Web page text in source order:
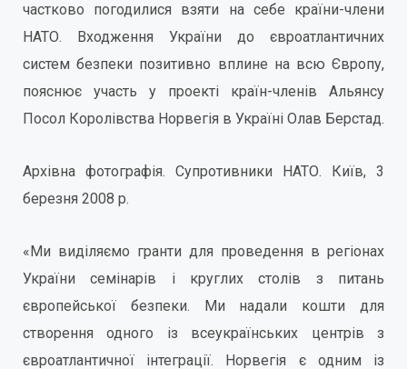
частково погодилися взяти на себе країни-члени
НАТО. Входження України до євроатлантичних
систем безпеки позитивно вплине на всю Європу,
пояснює участь у проекті країн-членів Альянсу
Посол Королівства Норвегія в Україні Олав Берстад.
Архівна фотографія. Супротивники НАТО. Київ, 3
березня 2008 р.
«Ми виділяємо гранти для проведення в регіонах
України семінарів і круглих столів з питань
європейської безпеки. Ми надали кошти для
створення одного із всеукраїнських центрів з
євроатлантичної інтеграції. Норвегія є одним із